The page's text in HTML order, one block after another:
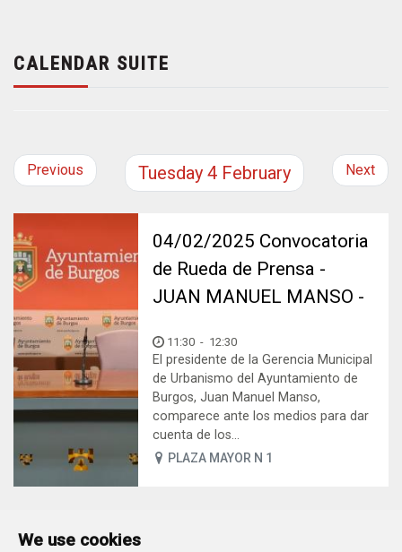
We use cookies
CALENDAR SUITE
Previous Tuesday 4 February Next
04/02/2025 Convocatoria
de Rueda de Prensa -
JUAN MANUEL MANSO -
11:30 - 12:30
El presidente de la Gerencia Municipal
de Urbanismo del Ayuntamiento de
Burgos, Juan Manuel Manso,
comparece ante los medios para dar
cuenta de los...
PLAZA MAYOR N 1